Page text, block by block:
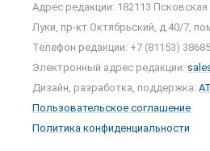
Адрес редакции: 182113 Псковская
Луки, пр-кт Октябрьский, д.40/7,
Телефон редакции: +7 (81153) 38685
Электронный адрес редакции:
Дизайн, разработка, поддержка:
Пользовательское соглашение
Политика конфиденциальности